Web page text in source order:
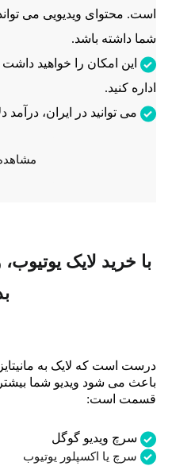
است. محتوای ویدیویی می
شما داشته باشد.
این امکان را خواهید
اداره کنید.
می توانید در ایران، درآمد
با خرید لایک
درست است که لایک به
باعث می شود ویدیو شما
قسمت است:
سرچ ویدیو گوگل
سرچ یا اکسپلور یوتیوب